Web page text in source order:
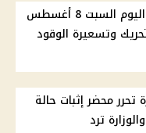
أسعار البنزين والسولار اليوم السبت 8 أغسطس
وتسعيرة الوقود
تحرر محضر إثبات حالة
ترد